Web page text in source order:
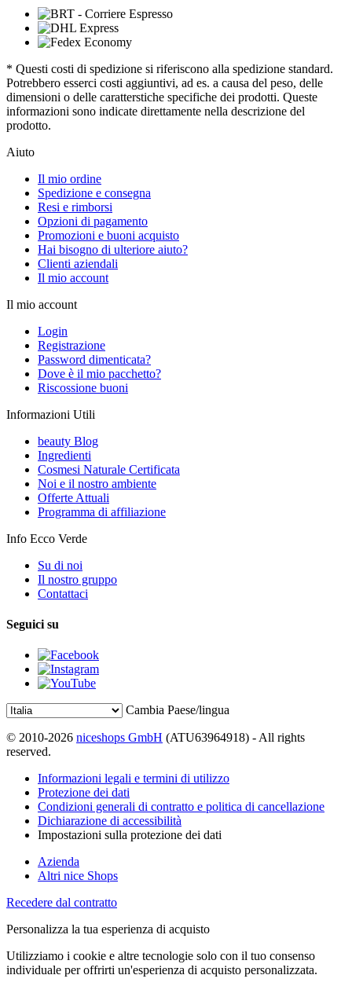
* Questi costi di spedizione si riferiscono alla spedizione standard.
Potrebbero esserci costi aggiuntivi, ad es. a causa del peso, delle
dimensioni o delle caratterstiche specifiche dei prodotti. Queste
informazioni sono indicate direttamente nella descrizione del
prodotto.
Aiuto
Il mio ordine
Spedizione e consegna
Resi e rimborsi
Opzioni di pagamento
Promozioni e buoni acquisto
Hai bisogno di ulteriore aiuto?
Clienti aziendali
Il mio account
Il mio account
Login
Registrazione
Password dimenticata?
Dove è il mio pacchetto?
Riscossione buoni
Informazioni Utili
beauty Blog
Ingredienti
Cosmesi Naturale Certificata
Noi e il nostro ambiente
Offerte Attuali
Programma di affiliazione
Info Ecco Verde
Su di noi
Il nostro gruppo
Contattaci
Seguici su
Cambia Paese/lingua
© 2010-2026 niceshops GmbH (ATU63964918) - All rights
reserved.
Informazioni legali e termini di utilizzo
Protezione dei dati
Condizioni generali di contratto e politica di cancellazione
Dichiarazione di accessibilità
Impostazioni sulla protezione dei dati
Azienda
Altri nice Shops
Recedere dal contratto
Personalizza la tua esperienza di acquisto
Utilizziamo i cookie e altre tecnologie solo con il tuo consenso
individuale per offrirti un'esperienza di acquisto personalizzata.